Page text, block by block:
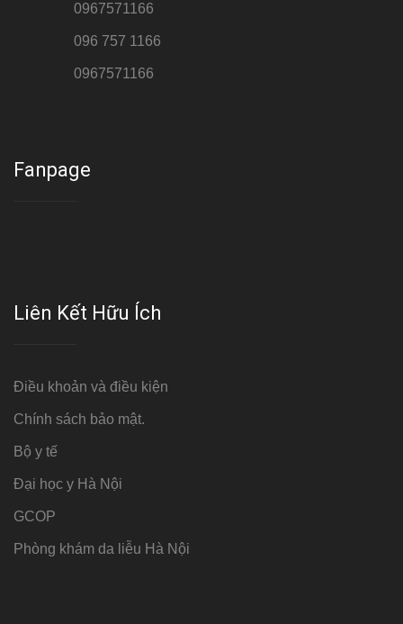
0967571166
096 757 1166
0967571166
Fanpage
Liên Kết Hữu Ích
Điều khoản và điều kiện
Chính sách bảo mật.
Bộ y tế
Đại học y Hà Nội
GCOP
Phòng khám da liễu Hà Nội